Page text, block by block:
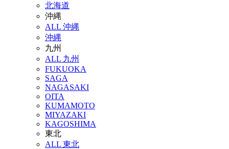
北海道
沖縄
ALL 沖縄
沖縄
九州
ALL 九州
FUKUOKA
SAGA
NAGASAKI
OITA
KUMAMOTO
MIYAZAKI
KAGOSHIMA
東北
ALL 東北